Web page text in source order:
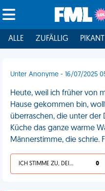
ALLE ZUFÄLLIG PIKANT
Unter Anonyme - 16/07/2025
Heute, weil ich früher von
Hause gekommen bin,
überraschen, die unter der
Küche das ganze warme
Männerstimme, die schrie.
ICH STIMME ZU, DEIN LEBEN IST SCHEISSE 0